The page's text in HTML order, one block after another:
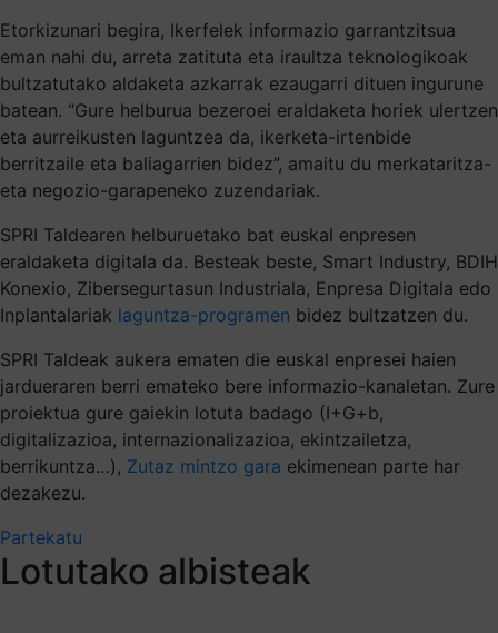
Etorkizunari begira, Ikerfelek informazio garrantzitsua
eman nahi du, arreta zatituta eta iraultza teknologikoak
bultzatutako aldaketa azkarrak ezaugarri dituen ingurune
batean. “Gure helburua bezeroei eraldaketa horiek ulertzen
eta aurreikusten laguntzea da, ikerketa-irtenbide
berritzaile eta baliagarrien bidez”, amaitu du merkataritza-
eta negozio-garapeneko zuzendariak.
SPRI Taldearen helburuetako bat euskal enpresen
eraldaketa digitala da. Besteak beste, Smart Industry, BDIH
Konexio, Zibersegurtasun Industriala, Enpresa Digitala edo
Inplantalariak laguntza-programen bidez bultzatzen du.
SPRI Taldeak aukera ematen die euskal enpresei haien
jardueraren berri emateko bere informazio-kanaletan. Zure
proiektua gure gaiekin lotuta badago (I+G+b,
digitalizazioa, internazionalizazioa, ekintzailetza,
berrikuntza…), Zutaz mintzo gara ekimenean parte har
dezakezu.
Partekatu
Lotutako albisteak